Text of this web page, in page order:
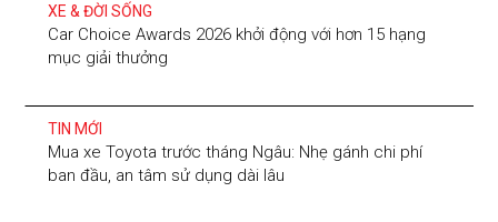
XE & ĐỜI SỐNG
Car Choice Awards 2026 khởi động với hơn 15 hạng
mục giải thưởng
TIN MỚI
Mua xe Toyota trước tháng Ngâu: Nhẹ gánh chi phí
ban đầu, an tâm sử dụng dài lâu